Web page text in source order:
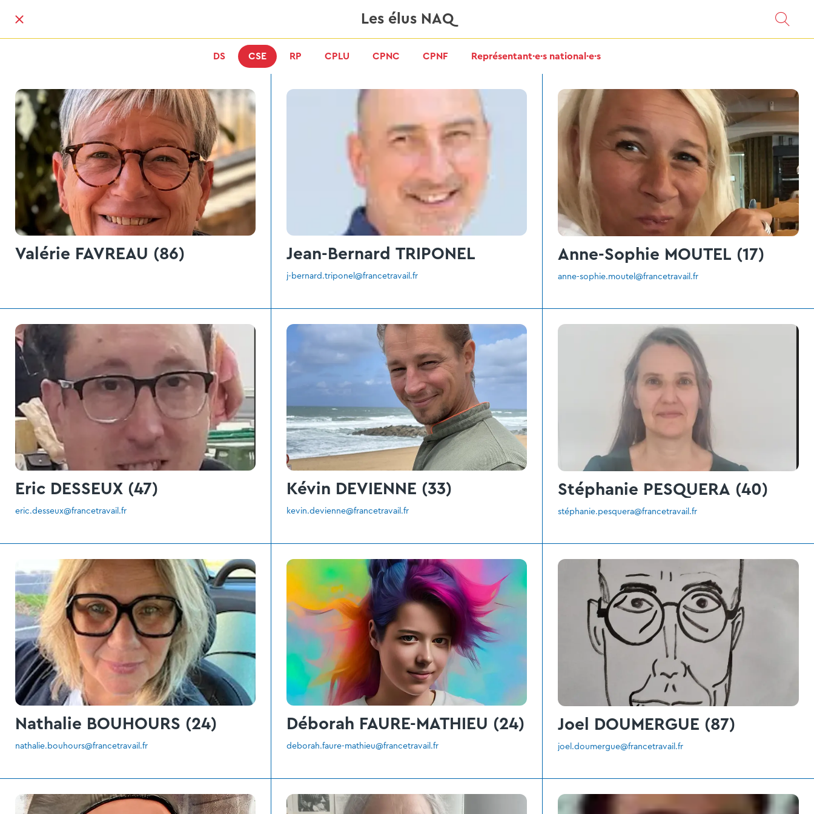
Les élus NAQ
DS CSE RP CPLU CPNC CPNF Représentant·e·s national·e·s
Valérie FAVREAU (86) Jean-Bernard TRIPONEL
j-bernard.triponel@francetravail.fr
Anne-Sophie MOUTEL (17)
anne-sophie.moutel@francetravail.fr
Eric DESSEUX (47)
eric.desseux@francetravail.fr
Kévin DEVIENNE (33)
kevin.devienne@francetravail.fr
Stéphanie PESQUERA (40)
stéphanie.pesquera@francetravail.fr
Nathalie BOUHOURS (24)
nathalie.bouhours@francetravail.fr
Déborah FAURE-MATHIEU (24)
deborah.faure-mathieu@francetravail.fr
Joel DOUMERGUE (87)
joel.doumergue@francetravail.fr